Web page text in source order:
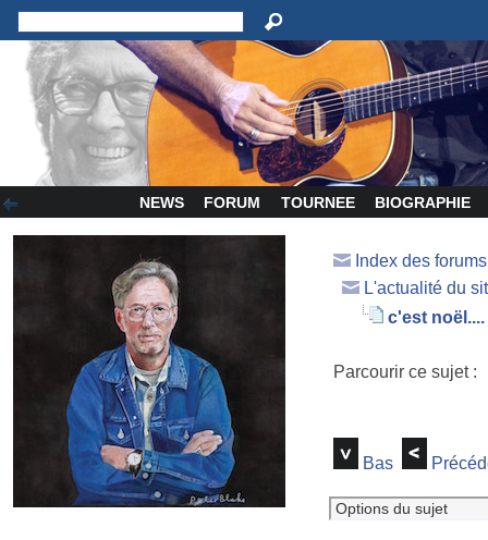
NEWS FORUM TOURNEE BIOGRAPHIE
Index des
L'actualité du
c'est noël....
Parcourir ce sujet
Bas